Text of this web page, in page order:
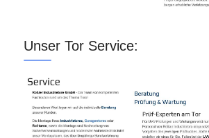
Unser Tor Service: